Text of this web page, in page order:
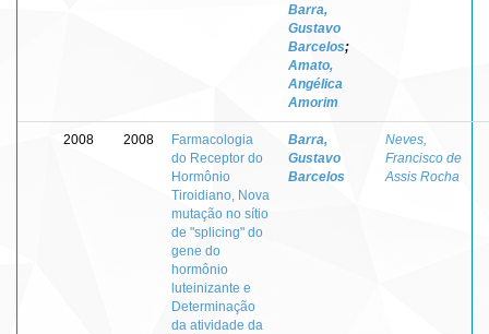
Barra,
Gustavo
Barcelos;
Amato,
Angélica
Amorim
2008 2008
Farmacologia
do Receptor do
Hormônio
Tiroidiano, Nova
mutação no sítio
de "splicing" do
gene do
hormônio
luteinizante e
Determinação
da atividade da
Barra,
Gustavo
Barcelos
Neves,
Francisco de
Assis Rocha